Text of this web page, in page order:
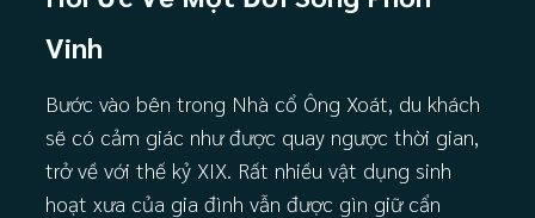
Vinh
Bước vào bên trong Nhà cổ Ông Xoát, du khách
sẽ có cảm giác như được quay ngược thời gian,
trở về với thế kỷ XIX. Rất nhiều vật dụng sinh
hoạt xưa của gia đình vẫn được gìn giữ cẩn